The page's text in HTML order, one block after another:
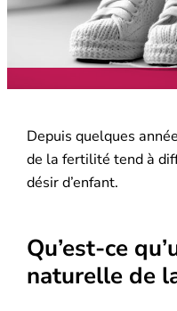
Depuis quelques
de la fertilité tend à
désir d’enfant.
Qu’est-ce
naturelle de